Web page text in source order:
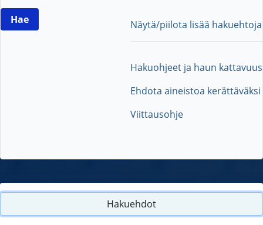
Näytä/piilota lisää hakuehtoja
Hakuohjeet ja haun kattavuus
Ehdota aineistoa kerättäväksi
Viittausohje
Hakuehdot